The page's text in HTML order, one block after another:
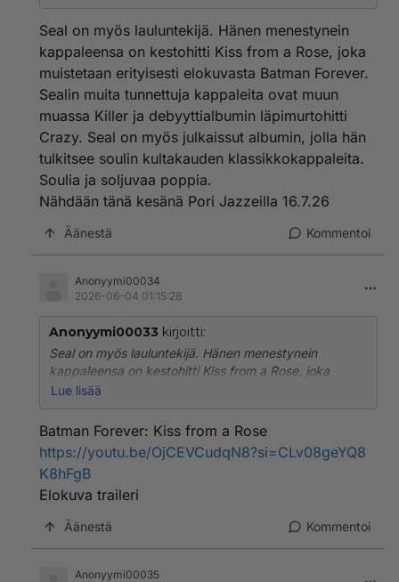
Seal on myös lauluntekijä. Hänen menestynein
kappaleensa on kestohitti Kiss from a Rose, joka
muistetaan erityisesti elokuvasta Batman Forever.
Sealin muita tunnettuja kappaleita ovat muun
muassa Killer ja debyyttialbumin läpimurtohitti
Crazy. Seal on myös julkaissut albumin, jolla hän
tulkitsee soulin kultakauden klassikkokappaleita.
Soulia ja soljuvaa poppia.
Nähdään tänä kesänä Pori Jazzeilla 16.7.26
Äänestä Kommentoi
Anonyymi00034
2026-06-04 01:15:28
Anonyymi00033 kirjoitti:
Seal on myös lauluntekijä. Hänen menestynein
kappaleensa on kestohitti Kiss from a Rose, joka
muistetaan erityisesti elokuvasta Batman Forever.
Killer ja debyyttialbumin läpimurtohitti Crazy. Seal on
kultakauden klassikkokappaleita. Soulia ja soljuvaa
poppia.
Nähdään tänä kesänä Pori Jazzeilla 16.7.26
Lue lisää
Batman Forever: Kiss from a Rose
https://youtu.be/OjCEVCudqN8?si=CLv08geYQ8
K8hFgB
Elokuva traileri
Äänestä Kommentoi
Anonyymi00035